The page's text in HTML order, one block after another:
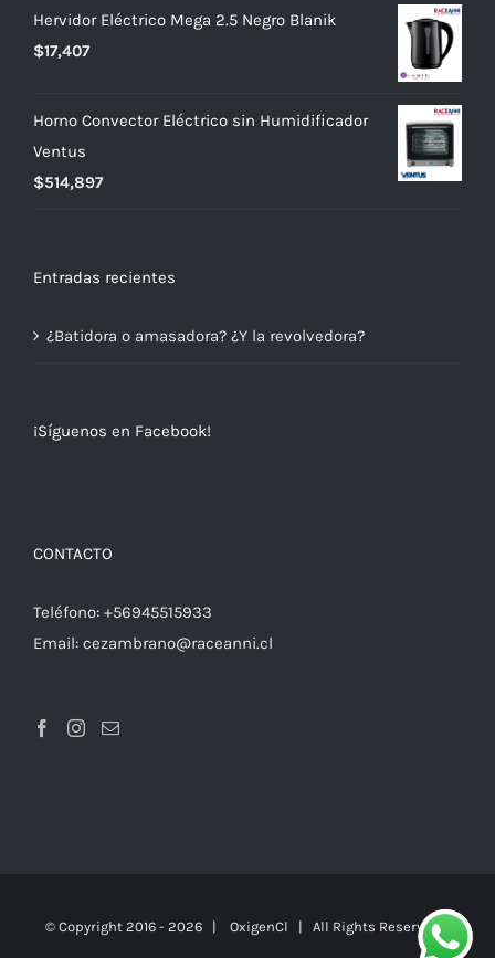
Hervidor Eléctrico Mega 2.5 Negro Blanik
$17,407
Horno Convector Eléctrico sin Humidificador
Ventus
$514,897
Entradas recientes
¿Batidora o amasadora? ¿Y la revolvedora?
¡Síguenos en Facebook!
CONTACTO
Teléfono: +56945515933
Email: cezambrano@raceanni.cl
© Copyright 2016 - 2026 | OxigenCl | All Rights Reserved